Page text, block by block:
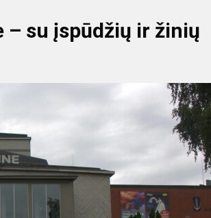
su įspūdžių ir žinių